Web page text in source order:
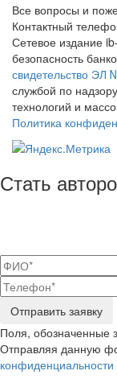
Все вопросы и
Контактный
Сетевое издание
безопасность
свидетельство
службой по
технологий и
Политика
Стать
Отправить заявку
Поля, обозначенные
Отправляя данную